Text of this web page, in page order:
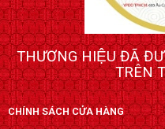
THƯƠNG HIỆU ĐÃ
TRÊN
CHÍNH SÁCH CỬA HÀNG